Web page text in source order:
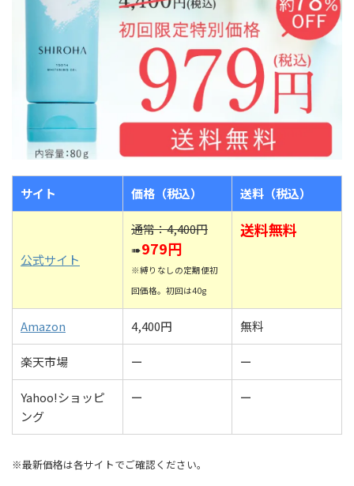
サイト 価格（税込） 送料（税込）
公式サイト
通常：4,400円
➠979円
※縛りなしの定期便初
回価格。初回は40g
送料無料
Amazon 4,400円 無料
楽天市場 ー ー
Yahoo!ショッピ
ング
ー ー
※最新価格は各サイトでご確認ください。